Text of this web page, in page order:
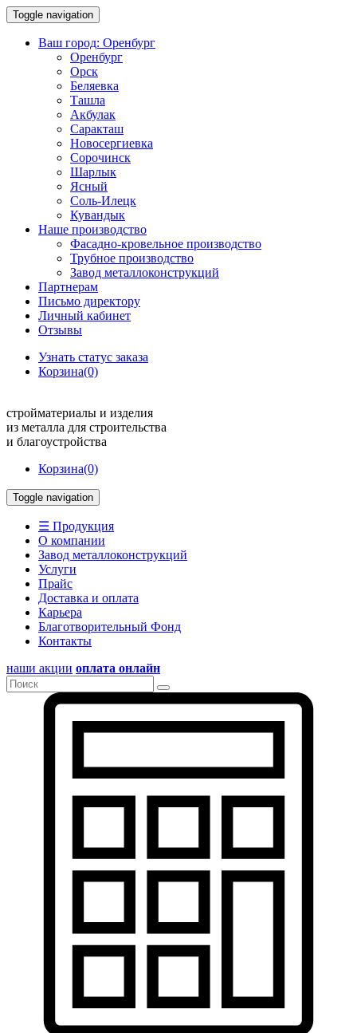
Toggle navigation
Ваш город: Оренбург
Оренбург
Орск
Беляевка
Ташла
Акбулак
Саракташ
Новосергиевка
Сорочинск
Шарлык
Ясный
Соль-Илецк
Кувандык
Наше производство
Фасадно-кровельное производство
Трубное производство
Завод металлоконструкций
Партнерам
Письмо директору
Личный кабинет
Отзывы
Узнать статус заказа
Корзина(0)
стройматериалы и изделия
из металла для строительства
и благоустройства
Корзина(0)
Toggle navigation
☰ Продукция
О компании
Завод металлоконструкций
Услуги
Прайс
Доставка и оплата
Карьера
Благотворительный Фонд
Контакты
наши акции оплата онлайн